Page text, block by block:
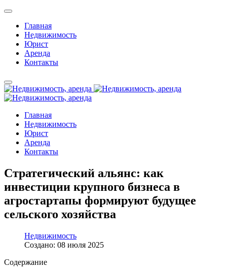
Главная
Недвижимость
Юрист
Аренда
Контакты
Главная
Недвижимость
Юрист
Аренда
Контакты
Стратегический альянс: как
инвестиции крупного бизнеса в
агростартапы формируют будущее
сельского хозяйства
Недвижимость
Создано: 08 июля 2025
Содержание